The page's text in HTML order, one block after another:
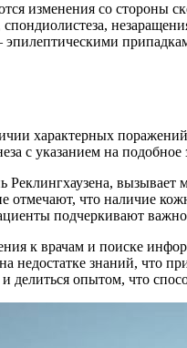
изменения со стороны
характерных
с указанием на
Реклингхаузена,
отмечают, что наличие
подчеркивают
к врачам и поиске
недостатке знаний,
опытом, что